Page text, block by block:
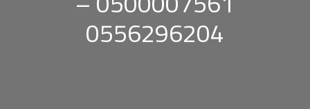
0556296204